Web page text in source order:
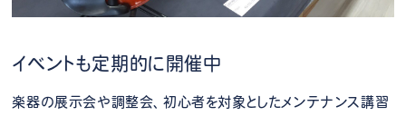
イベントも定期的に開催中
楽器の展示会や調整会、初心者を対象としたメンテナンス講習